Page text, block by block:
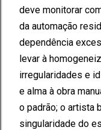
deve monitorar
da automação
dependência
levar à
irregularidades e
e alma à obra
o padrão; o artista
singularidade do